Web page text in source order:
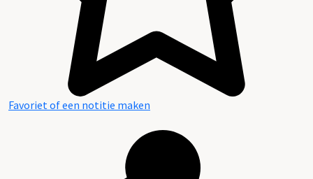
Favoriet of een notitie maken